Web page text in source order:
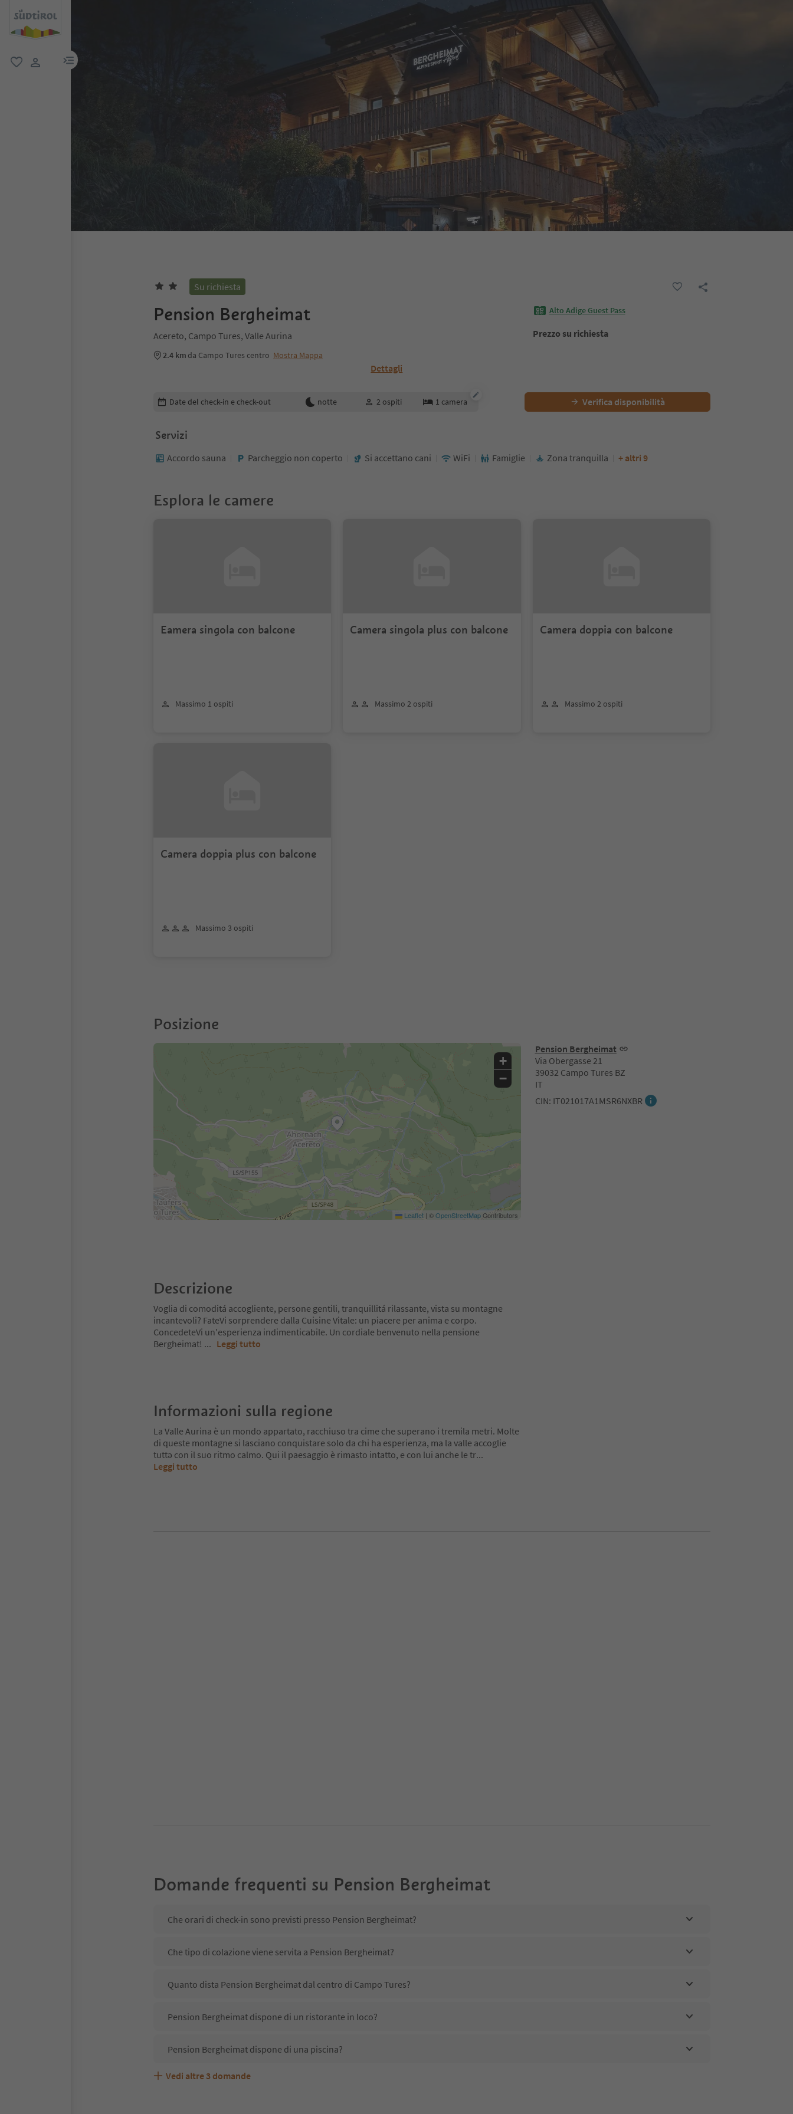
menu link
Su richiesta
Pension Bergheimat
Acereto, Campo Tures, Valle Aurina
2.4 km da Campo Tures centro Mostra Mappa
Dettagli
Alto Adige Guest Pass
Prezzo su richiesta
Modifica i dettagli della prenotazione
Date del check-in e check-out notte 2 ospiti 1 camera Verifica disponibilità
Servizi
Accordo sauna Parcheggio non coperto Si accettano cani WiFi Famiglie Zona tranquilla + altri 9
Esplora le camere
Eamera singola con balcone
Massimo 1 ospiti
Camera singola plus con balcone
Massimo 2 ospiti
Camera doppia con balcone
Massimo 2 ospiti
Camera doppia plus con balcone
Massimo 3 ospiti
Posizione
Pension Bergheimat
Via Obergasse 21
39032 Campo Tures BZ
IT
CIN: IT021017A1MSR6NXBR
+
−
Leaflet | ©OpenStreetMapContributors
Descrizione
Voglia di comoditá accogliente, persone gentili, tranquillitá rilassante, vista su montagne
incantevoli? FateVi sorprendere dalla Cuisine Vitale: un piacere per anima e corpo.
ConcedeteVi un'esperienza indimenticabile. Un cordiale benvenuto nella pensione
Bergheimat! ... Leggi tutto
Informazioni sulla regione
La Valle Aurina è un mondo appartato, racchiuso tra cime che superano i tremila metri. Molte
di queste montagne si lasciano conquistare solo da chi ha esperienza, ma la valle accoglie
tuttə con il suo ritmo calmo. Qui il paesaggio è rimasto intatto, e con lui anche le tr...
Leggi tutto
Domande frequenti su Pension Bergheimat
Che orari di check-in sono previsti presso Pension Bergheimat?
Che tipo di colazione viene servita a Pension Bergheimat?
Quanto dista Pension Bergheimat dal centro di Campo Tures?
Pension Bergheimat dispone di un ristorante in loco?
Pension Bergheimat dispone di una piscina?
Pension Bergheimat accetta animali domestici?
Quali servizi/attività sono disponibili presso Pension Bergheimat?
Gli ospiti di Pension Bergheimat ricevono l'Alto Adige Guest Pass?
Vedi altre 3 domande